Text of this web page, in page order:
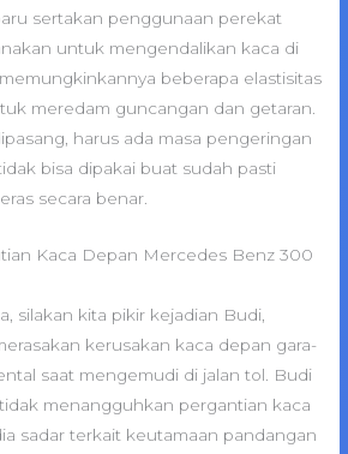
sertakan penggunaan perekat
untuk mengendalikan kaca di
beberapa elastisitas
meredam guncangan dan getaran.
harus ada masa pengeringan
bisa dipakai buat sudah pasti
secara benar.
Kaca Depan Mercedes Benz 300
silakan kita pikir kejadian Budi,
kerusakan kaca depan gara-
saat mengemudi di jalan tol. Budi
menangguhkan pergantian kaca
sadar terkait keutamaan pandangan